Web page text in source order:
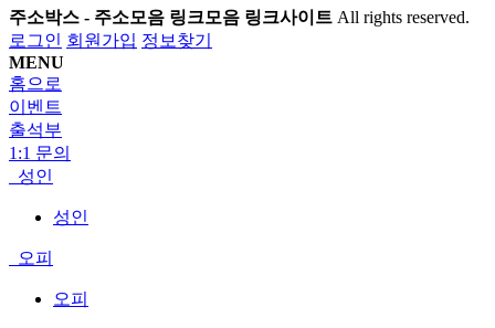
주소박스 - 주소모음 링크모음 링크사이트 All rights reserved.
로그인 회원가입 정보찾기
MENU
홈으로
이벤트
출석부
1:1 문의
성인
성인
오피
오피